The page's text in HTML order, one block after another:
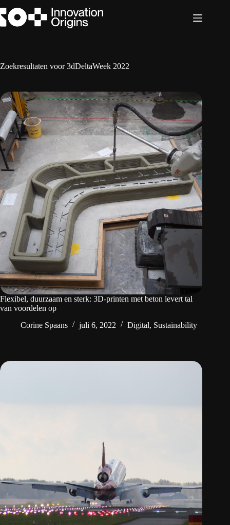
naar
de
Zoekresultaten voor 3dDeltaWeek 2022
Flexibel, duurzaam en sterk: 3D-printen met beton levert tal
van voordelen op
Corine Spaans
juli 6, 2022 Digital, Sustainability